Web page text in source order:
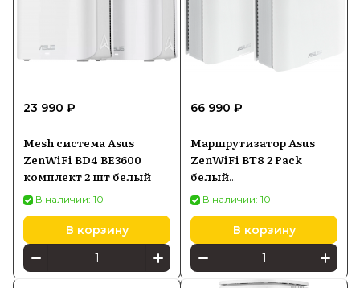
23 990 ₽
Mesh система Asus
ZenWiFi BD4 BE3600
комплект 2 шт белый
В наличии: 10
В корзину
66 990 ₽
Маршрутизатор Asus
ZenWiFi BT8 2 Pack
белый
(90IG0930MO3B20)
В наличии: 10
В корзину